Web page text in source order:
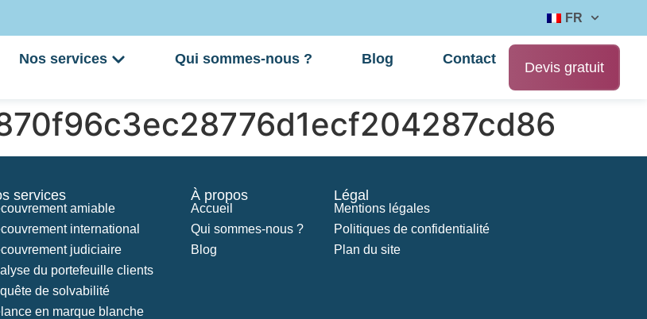
FR
Nos services Qui sommes-nous ? Blog Contact
Devis gratuit
services
amiable
international
judiciaire
du portefeuille clients
de solvabilité
en marque blanche
À propos
Accueil
Qui sommes-nous ?
Blog
Légal
Mentions légales
Politiques de confidentialité
Plan du site